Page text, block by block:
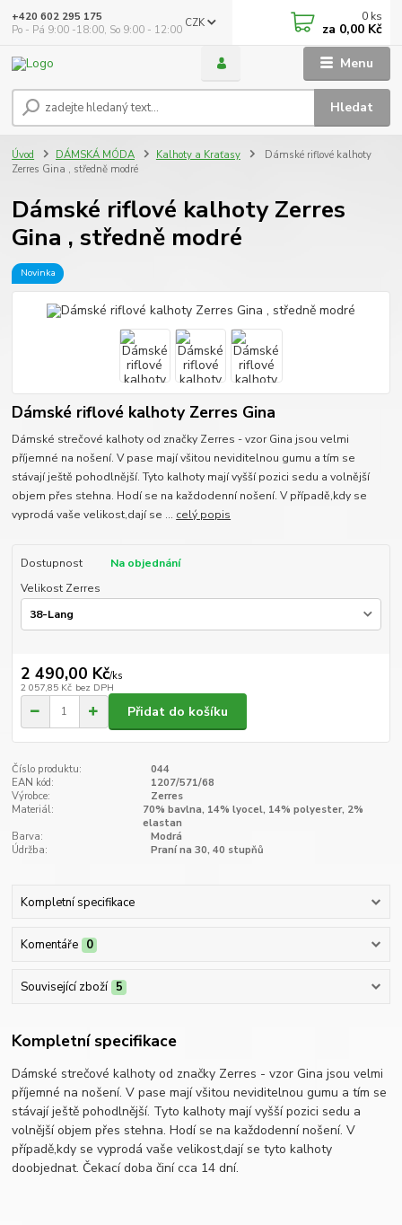
Menu
CZK
Hledat
+420 602 295 175
Po - Pá 9:00 -18:00, So 9:00 - 12:00
0 ks
za 0,00 Kč
Úvod DÁMSKÁ MÓDA Kalhoty a Kraťasy
Dámské riflové kalhoty
Zerres Gina , středně modré
Dámské riflové kalhoty Zerres
Gina , středně modré
Novinka
Dámské riflové kalhoty Zerres Gina
Dámské strečové kalhoty od značky Zerres - vzor Gina jsou velmi
příjemné na nošení. V pase mají všitou neviditelnou gumu a tím se
stávají ještě pohodlnější. Tyto kalhoty mají vyšší pozici sedu a volnější
objem přes stehna. Hodí se na každodenní nošení. V případě,kdy se
vyprodá vaše velikost,dají se ... celý popis
Dostupnost
Na objednání
Velikost Zerres
2 490,00 Kč/ks
2 057,85 Kč bez DPH
Přidat do košíku
Číslo produktu:
044
EAN kód:
1207/571/68
Výrobce:
Zerres
Materiál:
70% bavlna, 14% lyocel, 14% polyester, 2%
elastan
Barva:
Modrá
Údržba:
Praní na 30, 40 stupňů
Kompletní specifikace
Komentáře 0
Související zboží 5
Kompletní specifikace
Dámské strečové kalhoty od značky Zerres - vzor Gina jsou velmi
příjemné na nošení. V pase mají všitou neviditelnou gumu a tím se
stávají ještě pohodlnější. Tyto kalhoty mají vyšší pozici sedu a
volnější objem přes stehna. Hodí se na každodenní nošení. V
případě,kdy se vyprodá vaše velikost,dají se tyto kalhoty
doobjednat. Čekací doba činí cca 14 dní.